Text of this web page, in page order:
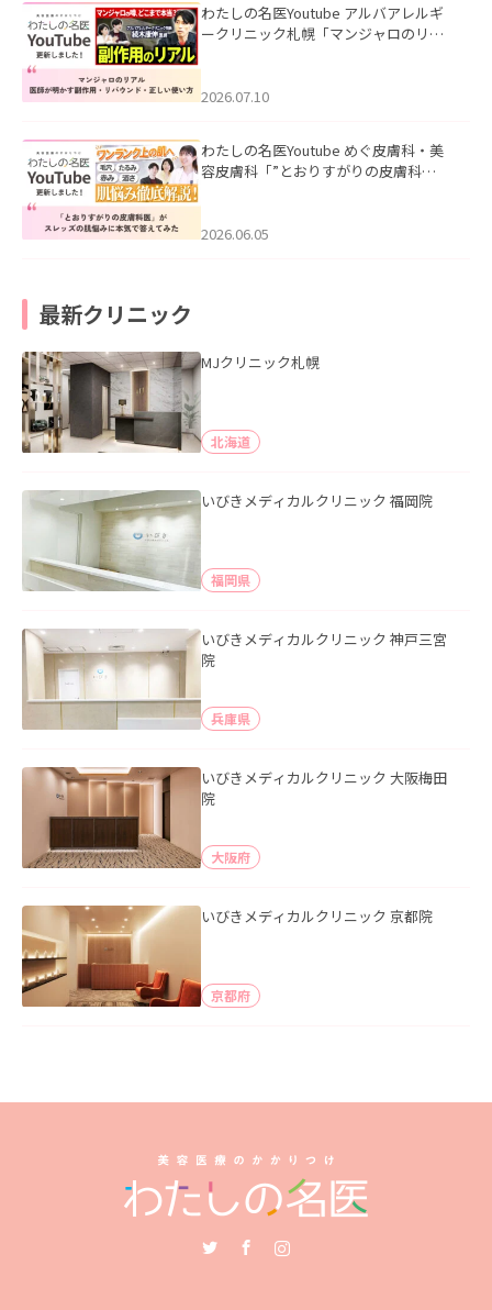
わたしの名医Youtube アルバアレルギ
ークリニック札幌「マンジャロのリア
た。
2026.07.10
わたしの名医Youtube めぐ皮膚科・美
容皮膚科「”とおりすがりの皮膚科
2026.06.05
最新クリニック
MJクリニック札幌
北海道
いびきメディカルクリニック 福岡院
福岡県
いびきメディカルクリニック 神戸三宮
院
兵庫県
いびきメディカルクリニック 大阪梅田
院
大阪府
いびきメディカルクリニック 京都院
京都府